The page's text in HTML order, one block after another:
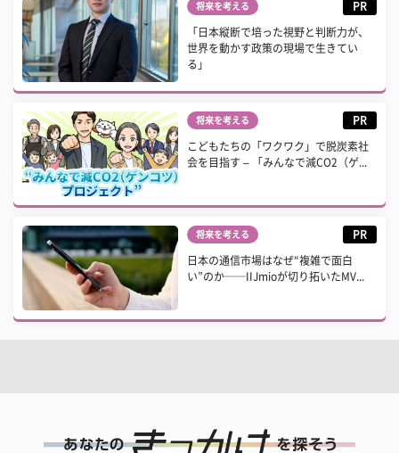
将来を考える PR
「日本縦断で培った視野と判断力が、
世界を動かす政策の現場で生きてい
る」
将来を考える PR
こどもたちの「ワクワク」で脱炭素社
会を目指す – 「みんなで減CO2（ゲ...
将来を考える PR
日本の通信市場はなぜ“複雑で面白
い”のか──IIJmioが切り拓いたMV...